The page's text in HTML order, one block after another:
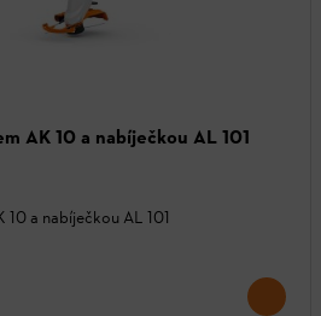
AK 10 a nabíječkou AL 101
10 a nabíječkou AL 101